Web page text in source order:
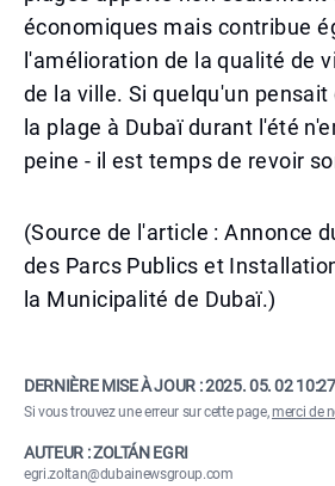
économiques mais contribue
l'amélioration de la qualité de
de la ville. Si quelqu'un pensait
la plage à Dubaï durant l'été
peine - il est temps de revoir
(Source de l'article : Annonce
des Parcs Publics et
la Municipalité de Dubaï.)
DERNIÈRE MISE À JOUR :2025. 05. 02 10:27
Si vous trouvez une erreur sur cette page,merci de
AUTEUR : ZOLTÁN EGRI
egri.zoltan@dubainewsgroup.com